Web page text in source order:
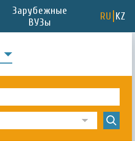
Зарубежные
ВУЗы
RU KZ